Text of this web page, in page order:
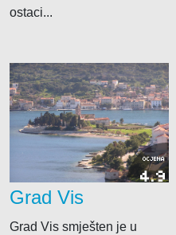
ostaci...
OCJENA
4.9
Grad Vis
Grad Vis smješten je u